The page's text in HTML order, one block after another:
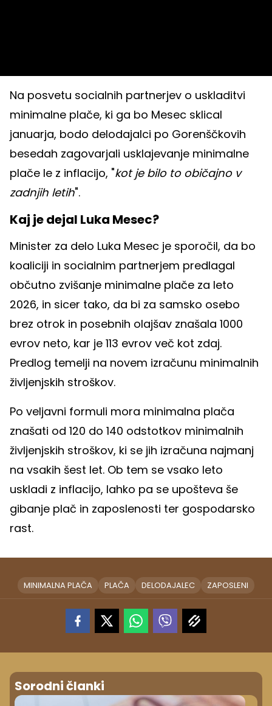
Na posvetu socialnih partnerjev o uskladitvi
minimalne plače, ki ga bo Mesec sklical
januarja, bodo delodajalci po Gorenščkovih
besedah zagovarjali usklajevanje minimalne
plače le z inflacijo, "kot je bilo to običajno v
zadnjih letih".
Kaj je dejal Luka Mesec?
Minister za delo Luka Mesec je sporočil, da bo
koaliciji in socialnim partnerjem predlagal
občutno zvišanje minimalne plače za leto
2026, in sicer tako, da bi za samsko osebo
brez otrok in posebnih olajšav znašala 1000
evrov neto, kar je 113 evrov več kot zdaj.
Predlog temelji na novem izračunu minimalnih
življenjskih stroškov.
Po veljavni formuli mora minimalna plača
znašati od 120 do 140 odstotkov minimalnih
življenjskih stroškov, ki se jih izračuna najmanj
na vsakih šest let. Ob tem se vsako leto
uskladi z inflacijo, lahko pa se upošteva še
gibanje plač in zaposlenosti ter gospodarsko
rast.
MINIMALNA PLAČA PLAČA DELODAJALEC ZAPOSLENI
Sorodni članki